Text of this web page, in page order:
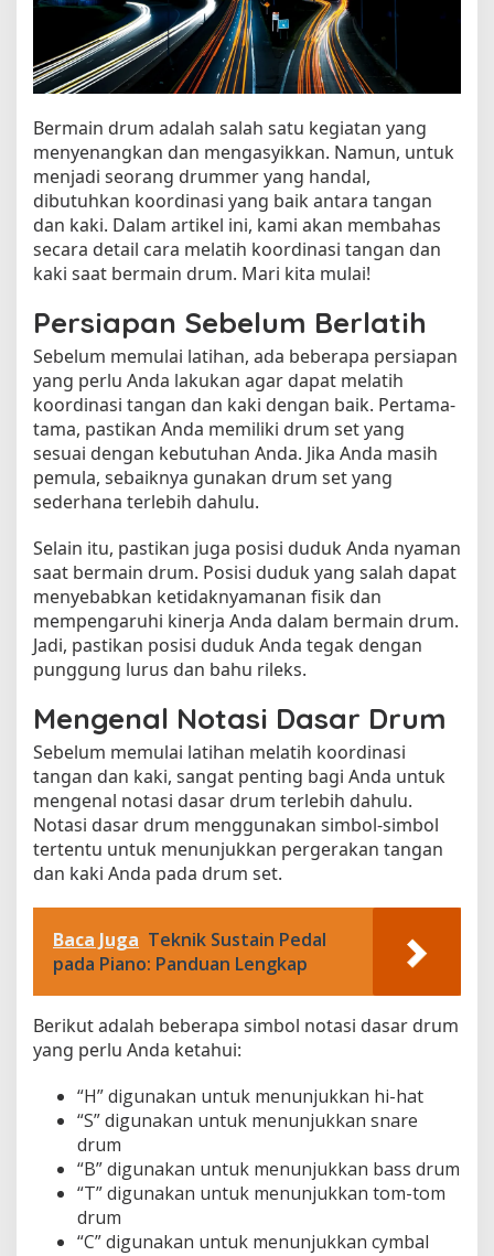
e
r
m
a
n
D
r
u
m
Bermain drum adalah salah satu kegiatan yang
menyenangkan dan mengasyikkan. Namun, untuk
menjadi seorang drummer yang handal,
dibutuhkan koordinasi yang baik antara tangan
dan kaki. Dalam artikel ini, kami akan membahas
secara detail cara melatih koordinasi tangan dan
kaki saat bermain drum. Mari kita mulai!
Persiapan Sebelum Berlatih
Sebelum memulai latihan, ada beberapa persiapan
yang perlu Anda lakukan agar dapat melatih
koordinasi tangan dan kaki dengan baik. Pertama-
tama, pastikan Anda memiliki drum set yang
sesuai dengan kebutuhan Anda. Jika Anda masih
pemula, sebaiknya gunakan drum set yang
sederhana terlebih dahulu.
Selain itu, pastikan juga posisi duduk Anda nyaman
saat bermain drum. Posisi duduk yang salah dapat
menyebabkan ketidaknyamanan fisik dan
mempengaruhi kinerja Anda dalam bermain drum.
Jadi, pastikan posisi duduk Anda tegak dengan
punggung lurus dan bahu rileks.
Mengenal Notasi Dasar Drum
Sebelum memulai latihan melatih koordinasi
tangan dan kaki, sangat penting bagi Anda untuk
mengenal notasi dasar drum terlebih dahulu.
Notasi dasar drum menggunakan simbol-simbol
tertentu untuk menunjukkan pergerakan tangan
dan kaki Anda pada drum set.
Baca Juga Teknik Sustain Pedal
pada Piano: Panduan Lengkap
Berikut adalah beberapa simbol notasi dasar drum
yang perlu Anda ketahui:
“H” digunakan untuk menunjukkan hi-hat
“S” digunakan untuk menunjukkan snare
drum
“B” digunakan untuk menunjukkan bass drum
“T” digunakan untuk menunjukkan tom-tom
drum
“C” digunakan untuk menunjukkan cymbal